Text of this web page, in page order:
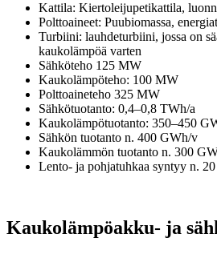
Kattila: Kiertoleijupetikattila,
Polttoaineet: Puubiomassa,
Turbiini: lauhdeturbiini, jossa on
kaukolämpöä varten
Sähköteho 125 MW
Kaukolämpöteho: 100 MW
Polttoaineteho 325 MW
Sähkötuotanto: 0,4–0,8 TWh/a
Kaukolämpötuotanto: 350–450
Sähkön tuotanto n. 400 GWh/v
Kaukolämmön tuotanto n. 300
Lento- ja pohjatuhkaa syntyy n.
Kaukolämpöakku- ja